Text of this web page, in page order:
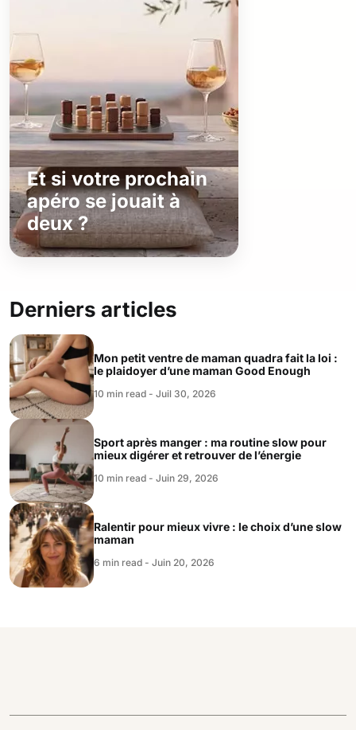
Et si votre prochain
apéro se jouait à
deux ?
Derniers articles
Mon petit ventre de maman quadra fait la loi :
le plaidoyer d’une maman Good Enough
10 min read - Juil 30, 2026
Sport après manger : ma routine slow pour
mieux digérer et retrouver de l’énergie
10 min read - Juin 29, 2026
Ralentir pour mieux vivre : le choix d’une slow
maman
6 min read - Juin 20, 2026